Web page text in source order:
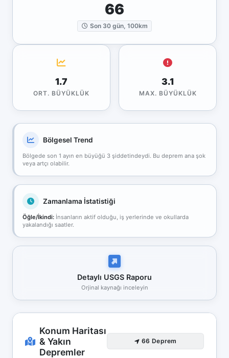
66
Son 30 gün, 100km
1.7
ORT. BÜYÜKLÜK
3.1
MAX. BÜYÜKLÜK
Bölgesel Trend
Bölgede son 1 ayın en büyüğü 3 şiddetindeydi. Bu deprem ana şok
veya artçı olabilir.
Zamanlama İstatistiği
Öğle/İkindi: İnsanların aktif olduğu, iş yerlerinde ve okullarda
yakalandığı saatler.
Detaylı USGS Raporu
Orjinal kaynağı inceleyin
Konum Haritası
& Yakın
Depremler
66 Deprem